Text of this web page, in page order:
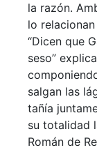
la razón.
lo
“Dicen que
seso”
salgan las
tañía
su totalidad
Román de